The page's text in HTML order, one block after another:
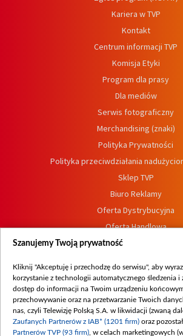
Kariera w TVP
Kontakt
Centrum informacji TVP
Komisja Etyki
Program dla prasy
Dla mediów
Serwis fotograficzny
Merchandising (znaki)
Polityka Prywatności
Polityka przeciwdziałania
Sklep TVP
Biuro Reklamy
Oferta Dystrybucyjna
Oferta Handlowa
Dostępność
Procedura zgłoszeń
Szanujemy Twoją prywatność
Kliknij "Akceptuję i przechodzę do serwisu", aby
korzystanie z technologii automatycznego śledzenia i
dostęp do informacji na Twoim urządzeniu
przechowywanie oraz na przetwarzanie Twoich
nas, czyli Telewizję Polską S.A. w likwidacji (zwaną
Zaufanych Partnerów z IAB* (1201 firm) oraz
Partnerów TVP (93 firm) , w celach marketingowych